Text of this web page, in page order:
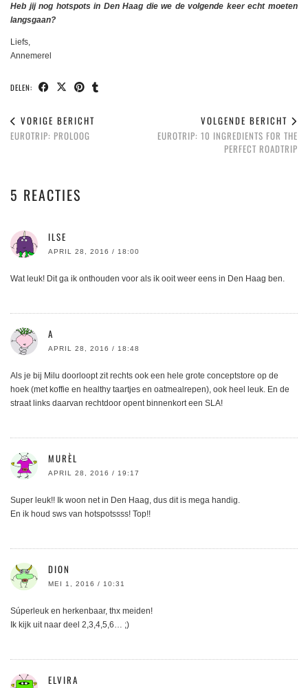
Heb jij nog hotspots in Den Haag die we de volgende keer echt moeten
langsgaan?
Liefs,
Annemerel
DELEN:
VORIGE BERICHT
EUROTRIP: PROLOOG
VOLGENDE BERICHT
EUROTRIP: 10 INGREDIENTS FOR THE
PERFECT ROADTRIP
5 REACTIES
ILSE
APRIL 28, 2016 / 18:00
Wat leuk! Dit ga ik onthouden voor als ik ooit weer eens in Den Haag ben.
A
APRIL 28, 2016 / 18:48
Als je bij Milu doorloopt zit rechts ook een hele grote conceptstore op de
hoek (met koffie en healthy taartjes en oatmealrepen), ook heel leuk. En de
straat links daarvan rechtdoor opent binnenkort een SLA!
MURÈL
APRIL 28, 2016 / 19:17
Super leuk!! Ik woon net in Den Haag, dus dit is mega handig.
En ik houd sws van hotspotssss! Top!!
DION
MEI 1, 2016 / 10:31
Súperleuk en herkenbaar, thx meiden!
Ik kijk uit naar deel 2,3,4,5,6… ;)
ELVIRA